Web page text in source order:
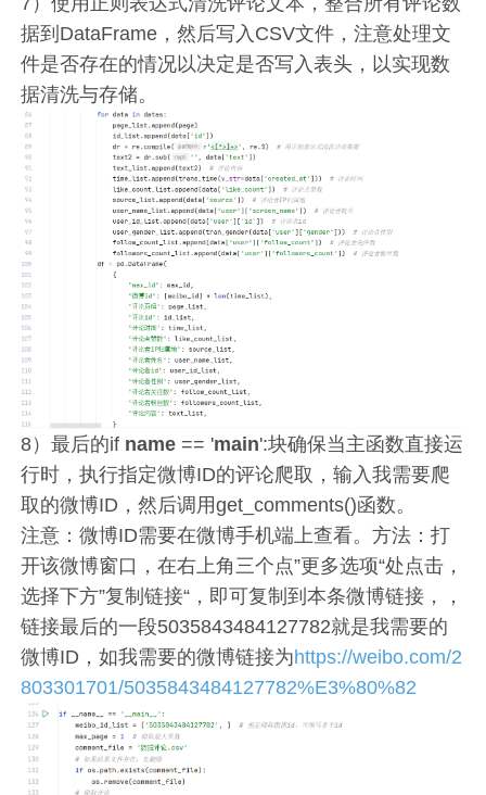
据到DataFrame，然后写入CSV文件，注意处理文
件是否存在的情况以决定是否写入表头，以实现数
据清洗与存储。
8）最后的if name == 'main':块确保当主函数直接运
行时，执行指定微博ID的评论爬取，输入我需要爬
取的微博ID，然后调用get_comments()函数。
注意：微博ID需要在微博手机端上查看。方法：打
开该微博窗口，在右上角三个点”更多选项“处点击，
选择下方”复制链接“，即可复制到本条微博链接，，
链接最后的一段5035843484127782就是我需要的
微博ID，如我需要的微博链接为https://weibo.com/2
803301701/5035843484127782%E3%80%82